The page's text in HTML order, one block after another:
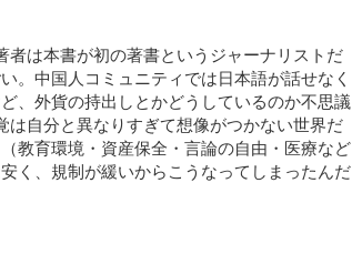
は本書が初の著書というジャーナリストだ
。中国人コミュニティでは日本語が話せなく
、外貨の持出しとかどうしているのか不思議
自分と異なりすぎて想像がつかない世界だ
教育環境・資産保全・言論の自由・医療など
く、規制が緩いからこうなってしまったんだ